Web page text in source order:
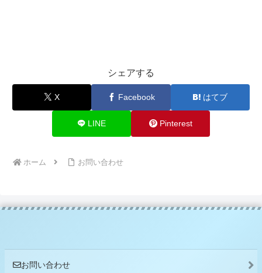
シェアする
X Facebook はてブ
LINE Pinterest
ホーム お問い合わせ
お問い合わせ